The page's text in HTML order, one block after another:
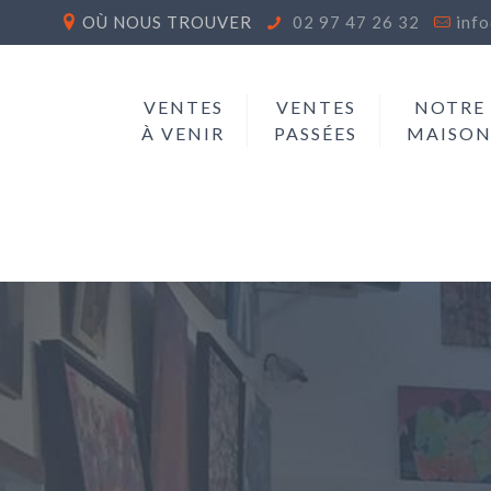
OÙ NOUS TROUVER 02 97 47 26 32
VENTES
À VENIR
VENTES
PASSÉES
NOTRE